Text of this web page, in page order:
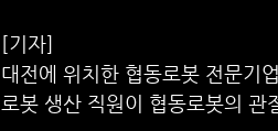
[기자]
대전에 위치한 협동로봇 전문기
로봇 생산 직원이 협동로봇의 관